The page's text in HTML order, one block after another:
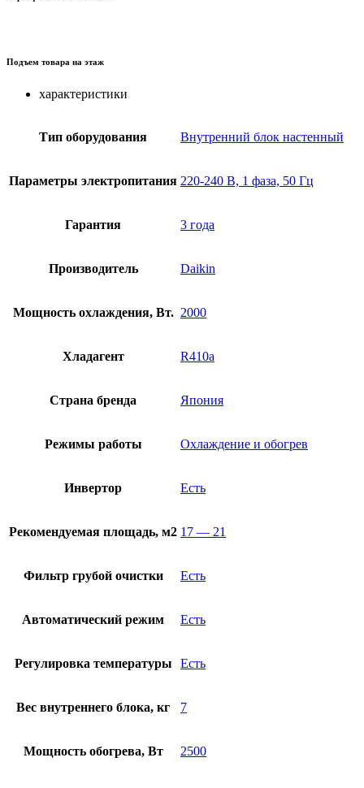
Подъем товара на этаж
характеристики
Тип оборудования Внутренний блок настенный
Параметры электропитания 220-240 В, 1 фаза, 50 Гц
Гарантия 3 года
Производитель Daikin
Мощность охлаждения, Вт. 2000
Хладагент R410a
Страна бренда Япония
Режимы работы Охлаждение и обогрев
Инвертор Есть
Рекомендуемая площадь, м2 17 — 21
Фильтр грубой очистки Есть
Автоматический режим Есть
Регулировка температуры Есть
Вес внутреннего блока, кг 7
Мощность обогрева, Вт 2500